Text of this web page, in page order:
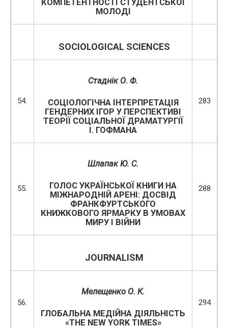
КОМПЕТЕНТНОСТІ СТУДЕНТСЬКОЇ
МОЛОДІ
SOCIOLOGICAL SCIENCES
54.
Стаднік О. Ф.
СОЦІОЛОГІЧНА ІНТЕРПРЕТАЦІЯ
ГЕНДЕРНИХ ІГОР У ПЕРСПЕКТИВІ
ТЕОРІЇ СОЦІАЛЬНОЇ ДРАМАТУРГІЇ
І. ГОФМАНА
283
55.
Шлапак Ю. С.
ГОЛОС УКРАЇНСЬКОЇ КНИГИ НА
МІЖНАРОДНІЙ АРЕНІ: ДОСВІД
ФРАНКФУРТСЬКОГО
КНИЖКОВОГО ЯРМАРКУ В УМОВАХ
МИРУ І ВІЙНИ
288
JOURNALISM
56.
Мелещенко О. К.
ГЛОБАЛЬНА МЕДІЙНА ДІЯЛЬНІСТЬ
«THE NEW YORK TIMES»
294